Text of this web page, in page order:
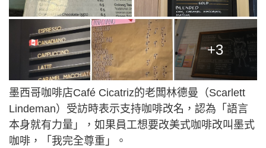
+3
墨西哥咖啡店Café Cicatriz的老闆林德曼（Scarlett
Lindeman）受訪時表示支持咖啡改名，認為「語言
本身就有力量」，如果員工想要改美式咖啡改叫墨式
咖啡，「我完全尊重」。